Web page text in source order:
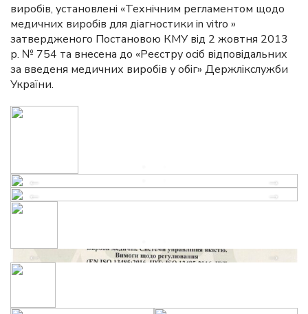
виробів, установлені «Технічним регламентом щодо
медичних виробів для діагностики in vitro »
затвердженого Постановою КМУ від 2 жовтня 2013
р. № 754 та внесена до «Реєстру осіб відповідальних
за введеня медичних виробів у обіг» Держлікслужби
України.